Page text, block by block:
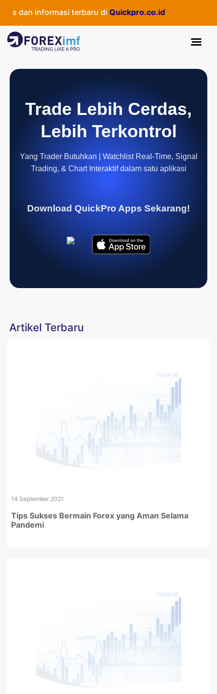
dan informasi terbaru di Quickpro.co.id
Trade Lebih Cerdas,
Lebih Terkontrol
Yang Trader Butuhkan | Watchlist Real-Time, Signal
Trading, & Chart Interaktif dalam satu aplikasi
Download QuickPro Apps Sekarang!
Artikel Terbaru
14 September 2021
Tips Sukses Bermain Forex yang Aman Selama
Pandemi